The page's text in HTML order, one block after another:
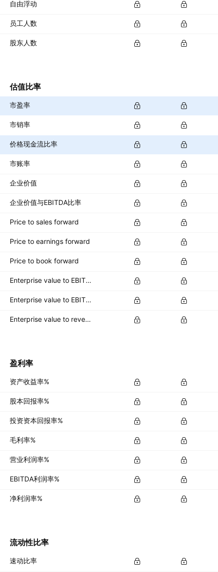
自由浮动
员工人数
股东人数
估值比率
市盈率
市销率
价格现金流比率
市账率
企业价值
企业价值与EBITDA比率
Price to sales forward
Price to earnings forward
Price to book forward
Enterprise value to EBITDA forward
Enterprise value to EBIT forward
Enterprise value to revenue forward
盈利率
资产收益率%
股本回报率%
投资资本回报率%
毛利率%
营业利润率%
EBITDA利润率%
净利润率%
流动性比率
速动比率